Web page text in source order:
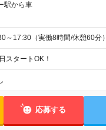
駅から車
～17:30（実働8時間/休憩60分）
スタートOK！
応募する